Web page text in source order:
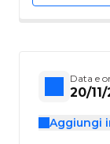
Data e
20/
Aggiungi